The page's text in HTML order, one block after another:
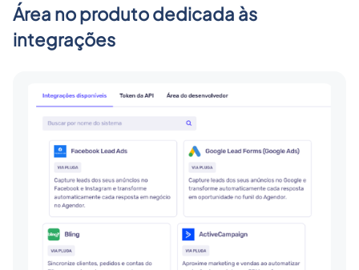
Área no produto dedicada às
integrações